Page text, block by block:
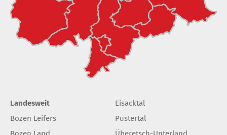
Landesweit
Bozen Leifers
Eisacktal
Pustertal